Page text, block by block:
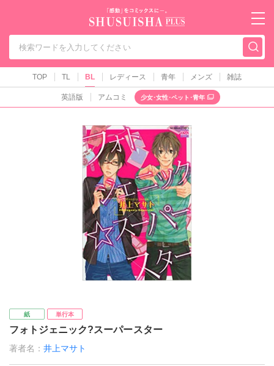
秋水社PLUS（テ
TOP TL BL レディース 青年 メンズ 雑誌
英語版 アムコミ 少女･女性･ペット･青年
紙 単行本
フォトジェニック?スーパースター
著者名：井上マサト